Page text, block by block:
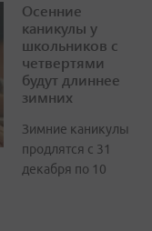
Осенние
каникулы у
школьников с
четвертями
будут длиннее
зимних
Зимние каникулы
продлятся с 31
декабря по 10